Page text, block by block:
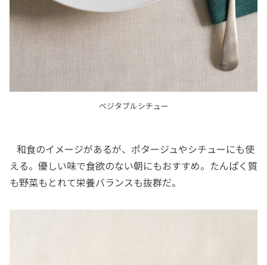
ベジタブルシチュー
和食のイメージがあるが、ポタージュやシチューにも使
える。優しい味で食欲のない朝にもおすすめ。たんぱく質
も野菜もとれて栄養バランスも抜群だ。